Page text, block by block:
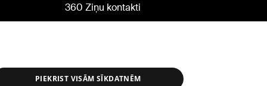
360 Ziņu kontakti
PIEKRIST VISĀM SĪKDATNĒM